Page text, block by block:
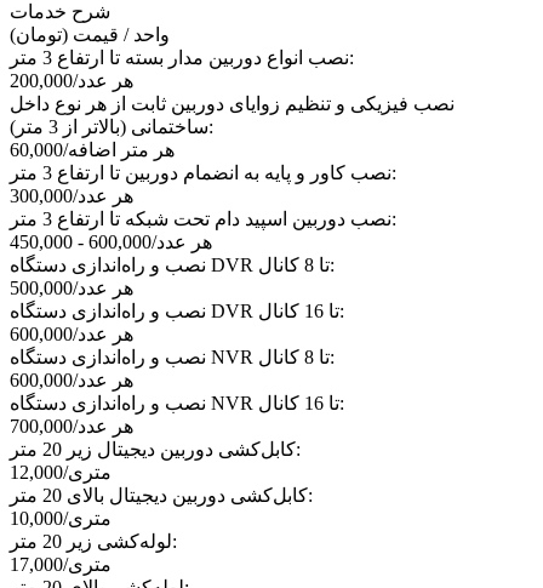
شرح خدمات
واحد / قیمت (تومان)
نصب انواع دوربین مدار بسته تا ارتفاع 3 متر:
هر عدد/
200,000
نصب فیزیکی و تنظیم زوایای دوربین ثابت از هر نوع داخل
ساختمانی (بالاتر از 3 متر):
هر متر اضافه/
60,000
نصب کاور و پایه به انضمام دوربین تا ارتفاع 3 متر:
هر عدد/
300,000
نصب دوربین اسپید دام تحت شبکه تا ارتفاع 3 متر:
هر عدد/
600,000 - 450,000
نصب و راه‌اندازی دستگاه DVR تا 8 کانال:
هر عدد/
500,000
نصب و راه‌اندازی دستگاه DVR تا 16 کانال:
هر عدد/
600,000
نصب و راه‌اندازی دستگاه NVR تا 8 کانال:
هر عدد/
600,000
نصب و راه‌اندازی دستگاه NVR تا 16 کانال:
هر عدد/
700,000
کابل‌کشی دوربین دیجیتال زیر 20 متر:
متری/
12,000
کابل‌کشی دوربین دیجیتال بالای 20 متر:
متری/
10,000
لوله‌کشی زیر 20 متر:
متری/
17,000